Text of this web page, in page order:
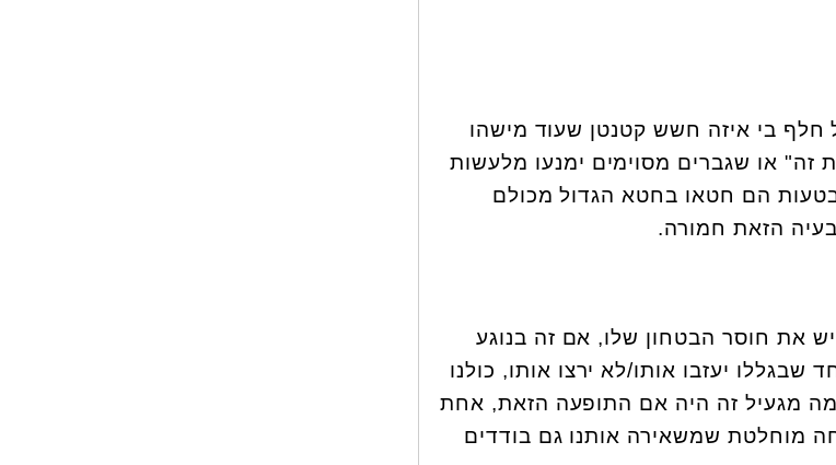
בי איזה חשש קטנטן שעוד מישהו
זה" או שגברים מסוימים ימנעו מלעשות
הם חטאו בחטא הגדול מכולם
הזאת חמורה.
את חוסר הבטחון שלו, אם זה בנוגע
יעזבו אותו/לא ירצו אותו, כולנו
מגעיל זה היה אם התופעה הזאת, אחת
מוחלטת שמשאירה אותנו גם בודדים